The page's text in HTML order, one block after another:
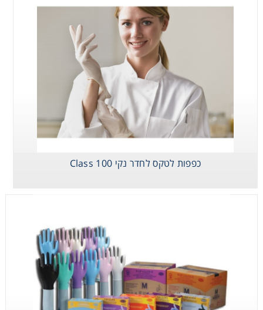
כפפות לטקס לחדר נקי Class 100